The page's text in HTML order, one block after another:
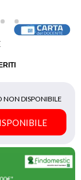
NON DISPONIBILE